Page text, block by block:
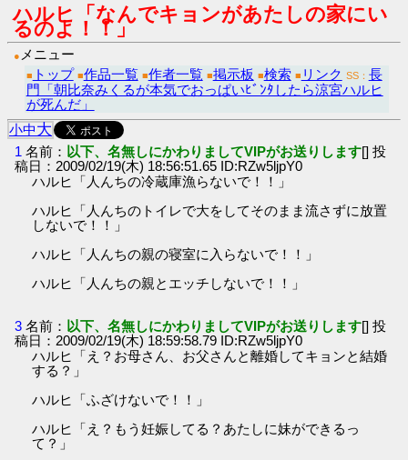
ハルヒ「なんでキョンがあたしの家にい
るのよ！！」
● メニュー
■ トップ ■作品一覧 ■作者一覧 ■掲示板 ■検索 ■ リンク SS： 長
門「朝比奈みくるが本気でおっぱいﾋﾞﾝﾀしたら涼宮ハルヒ
が死んだ」
小中大
1 名前： 以下、名無しにかわりましてVIPがお送りします[] 投
稿日：2009/02/19(木) 18:56:51.65 ID:RZw5ljpY0
ハルヒ「人んちの冷蔵庫漁らないで！！」
ハルヒ「人んちのトイレで大をしてそのまま流さずに放置
しないで！！」
ハルヒ「人んちの親の寝室に入らないで！！」
ハルヒ「人んちの親とエッチしないで！！」
3 名前： 以下、名無しにかわりましてVIPがお送りします[] 投
稿日：2009/02/19(木) 18:59:58.79 ID:RZw5ljpY0
ハルヒ「え？お母さん、お父さんと離婚してキョンと結婚
する？」
ハルヒ「ふざけないで！！」
ハルヒ「え？もう妊娠してる？あたしに妹ができるっ
て？」